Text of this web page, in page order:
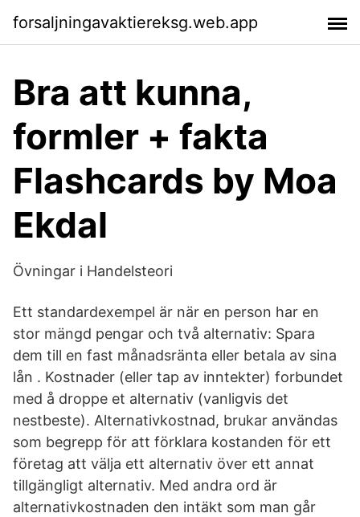
forsaljningavaktiereksg.web.app
Bra att kunna,
formler + fakta
Flashcards by Moa
Ekdal
Övningar i Handelsteori
Ett standardexempel är när en person har en
stor mängd pengar och två alternativ: Spara
dem till en fast månadsränta eller betala av sina
lån . Kostnader (eller tap av inntekter) forbundet
med å droppe et alternativ (vanligvis det
nestbeste). Alternativkostnad, brukar användas
som begrepp för att förklara kostanden för ett
företag att välja ett alternativ över ett annat
tillgängligt alternativ. Med andra ord är
alternativkostnaden den intäkt som man går